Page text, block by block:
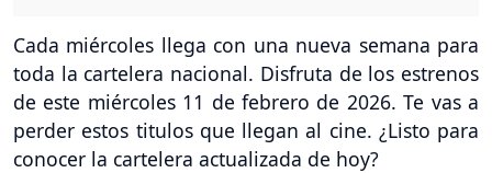
Cada miércoles llega con una nueva semana para
toda la cartelera nacional. Disfruta de los estrenos
de este miércoles 11 de febrero de 2026. Te vas a
perder estos titulos que llegan al cine. ¿Listo para
conocer la cartelera actualizada de hoy?